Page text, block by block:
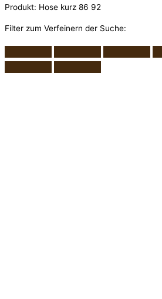
Produkt: Hose kurz 86 92
Filter zum Verfeinern der Suche: